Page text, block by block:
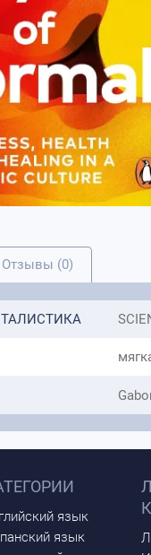
Отзывы (0)
язык
язык